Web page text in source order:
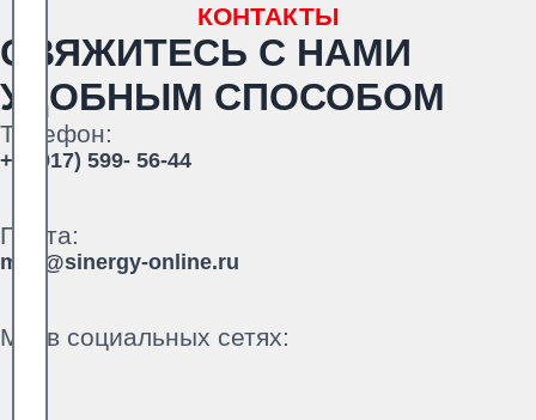
КОНТАКТЫ
СВЯЖИТЕСЬ С НАМИ
УДОБНЫМ СПОСОБОМ
Телефон:
+7 (917) 599- 56-44
Почта:
mail@sinergy-online.ru
Мы в социальных сетях: